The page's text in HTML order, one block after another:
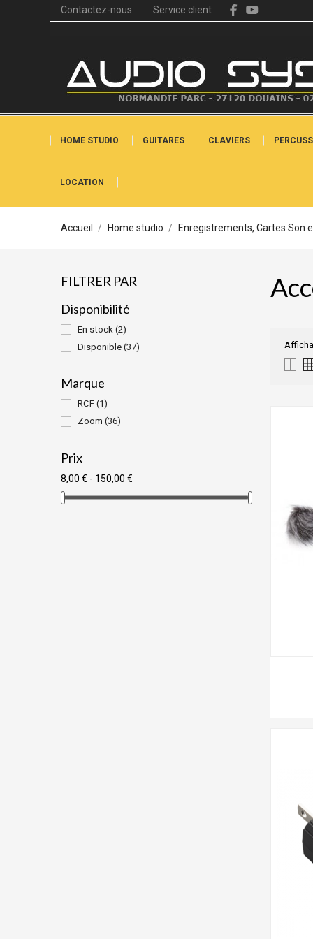
Contactez-nous Service client
HOME STUDIO GUITARES CLAVIERS
LOCATION
Accueil Home studio Enregistrements, Cartes Son
FILTRER PAR
Disponibilité
En stock (2)
Disponible (37)
Marque
RCF (1)
Zoom (36)
Prix
8,00 € - 150,00 €